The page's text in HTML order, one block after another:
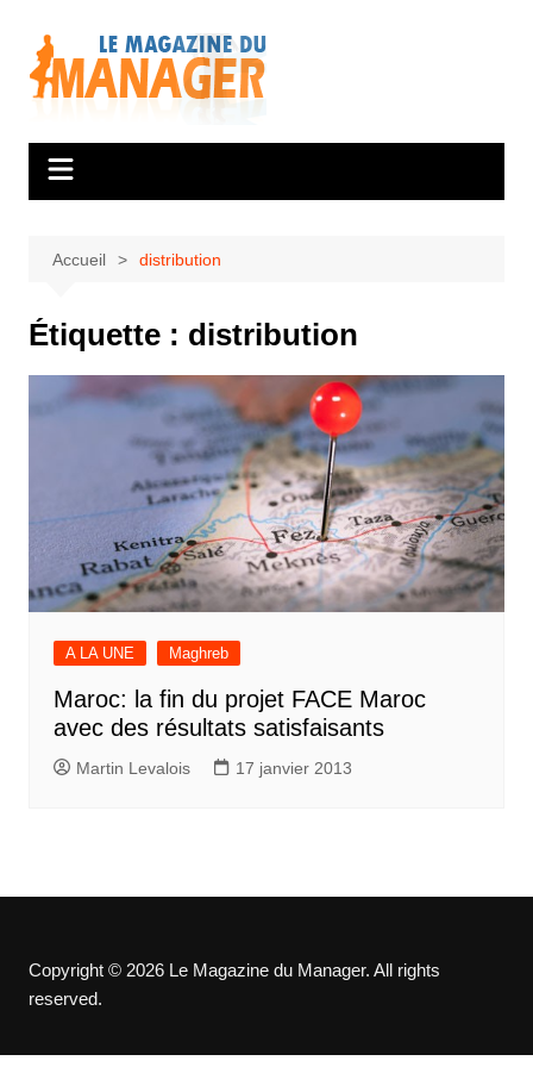
contenu
Accueil distribution
Étiquette : distribution
A LA UNE Maghreb
Maroc: la fin du projet FACE Maroc
avec des résultats satisfaisants
Martin Levalois 17 janvier 2013
Copyright © 2026 Le Magazine du Manager. All rights
reserved.